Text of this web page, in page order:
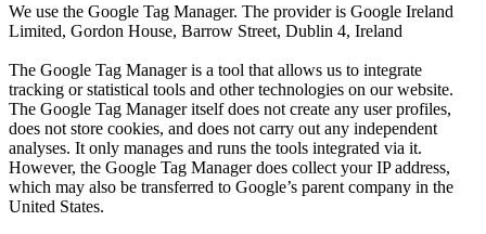
We use the Google Tag Manager. The provider is Google Ireland
Limited, Gordon House, Barrow Street, Dublin 4, Ireland
The Google Tag Manager is a tool that allows us to integrate
tracking or statistical tools and other technologies on our website.
The Google Tag Manager itself does not create any user profiles,
does not store cookies, and does not carry out any independent
analyses. It only manages and runs the tools integrated via it.
However, the Google Tag Manager does collect your IP address,
which may also be transferred to Google’s parent company in the
United States.